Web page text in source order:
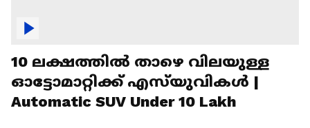
10 ലക്ഷത്തിൽ താഴെ വിലയുള്ള
ഓട്ടോമാറ്റിക്ക് എസ്‍യുവികൾ |
Automatic SUV Under 10 Lakh